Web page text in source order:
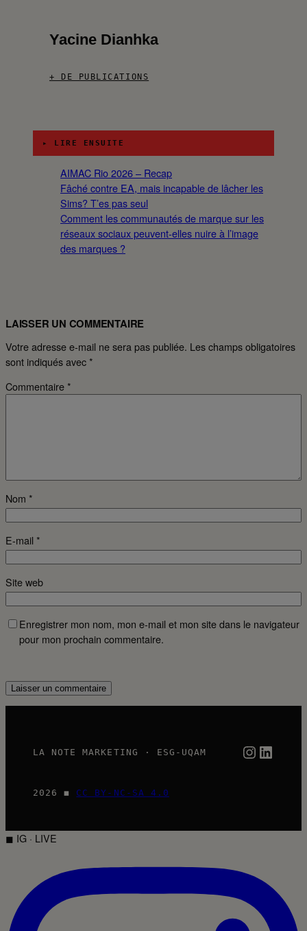
Yacine Dianhka
+ DE PUBLICATIONS
▸ LIRE ENSUITE
AIMAC Rio 2026 – Recap
Fâché contre EA, mais incapable de lâcher les
Sims? T’es pas seul
Comment les communautés de marque sur les
réseaux sociaux peuvent-elles nuire à l’image
des marques ?
LAISSER UN COMMENTAIRE
Votre adresse e-mail ne sera pas publiée. Les champs obligatoires
sont indiqués avec*
Commentaire*
Nom *
E-mail *
Site web
Enregistrer mon nom, mon e-mail et mon site dans le navigateur
pour mon prochain commentaire.
LA NOTE MARKETING · ESG-UQAM
2026 ◼ CC BY-NC-SA 4.0
◼ IG · LIVE